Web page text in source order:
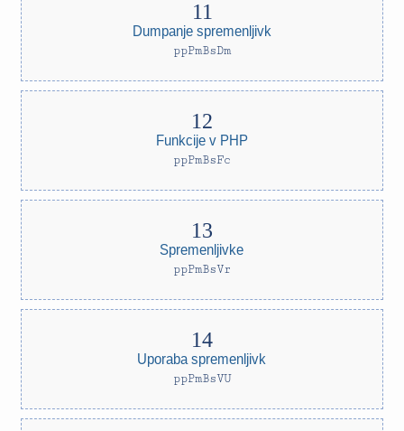
Dumpanje spremenljivk
ppPmBsDm
Funkcije v PHP
ppPmBsFc
Spremenljivke
ppPmBsVr
Uporaba spremenljivk
ppPmBsVU